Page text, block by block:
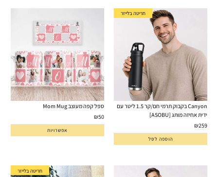
חריטה בלייזר
Canyon בקבוק תרמי חם/קר 1.5 ליטר עם
ידית אחיזה מותג [ASOBU]
₪259
הוספה לסל
ספל קפה מעוצב Mom Mug
₪50
אפשרויות
חריטה בלייזר